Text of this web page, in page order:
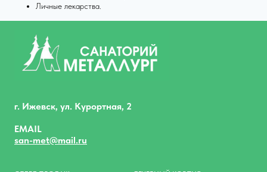
Личные лекарства.
г. Ижевск, ул. Курортная, 2
EMAIL
san-met@mail.ru